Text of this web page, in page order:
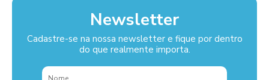
Newsletter
Cadastre-se na nossa newsletter e fique por dentro
do que realmente importa.